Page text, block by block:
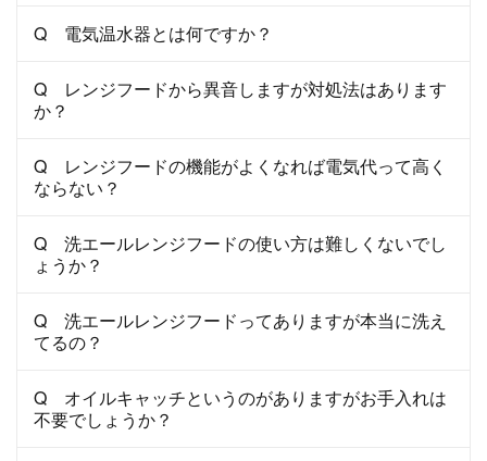
Q 電気温水器とは何ですか？
Q レンジフードから異音しますが対処法はあります
か？
Q レンジフードの機能がよくなれば電気代って高く
ならない？
Q 洗エールレンジフードの使い方は難しくないでし
ょうか？
Q 洗エールレンジフードってありますが本当に洗え
てるの？
Q オイルキャッチというのがありますがお手入れは
不要でしょうか？